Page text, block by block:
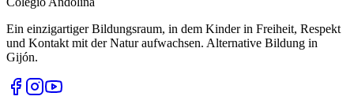
Ein einzigartiger Bildungsraum, in dem Kinder in Freiheit, Respekt
und Kontakt mit der Natur aufwachsen. Alternative Bildung in
Gijón.